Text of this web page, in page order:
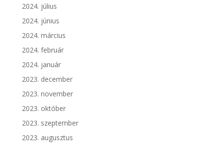
2024. július
2024. június
2024. március
2024. február
2024. január
2023. december
2023. november
2023. október
2023. szeptember
2023. augusztus